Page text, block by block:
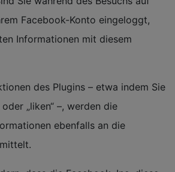
Facebook-Konto eingeloggt,
Informationen mit diesem
des Plugins – etwa indem Sie
„liken“ –, werden die
ebenfalls an die